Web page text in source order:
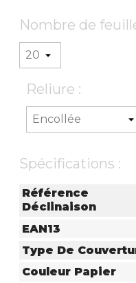
Nombre de
Reliure :
Spécifications :
Référence
Déclinaison
EAN13
Type De
Couleur Papier